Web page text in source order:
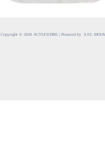
Copyright © 2026 ACTUCEDRE | Powered by S.EL